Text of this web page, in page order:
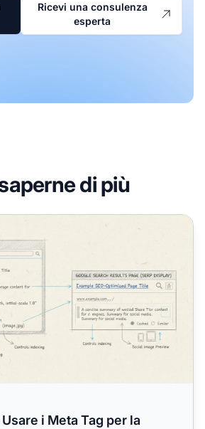
Ricevi una consulenza
esperta
di più
Tag per la SEO?
i Meta Tag per la